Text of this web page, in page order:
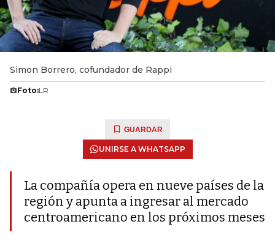
Simon Borrero, cofundador de Rappi
Foto:LR
GUARDAR
UNIRSE A WHATSAPP
La compañía opera en nueve países de la
región y apunta a ingresar al mercado
centroamericano en los próximos meses